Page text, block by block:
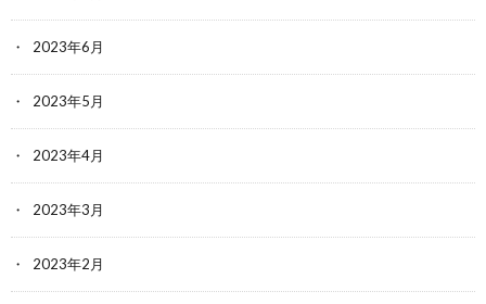
2023年6月
2023年5月
2023年4月
2023年3月
2023年2月